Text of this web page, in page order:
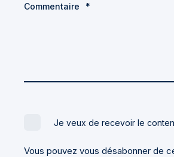
Commentaire *
Je veux de recevoir le
Vous pouvez vous désabonner de